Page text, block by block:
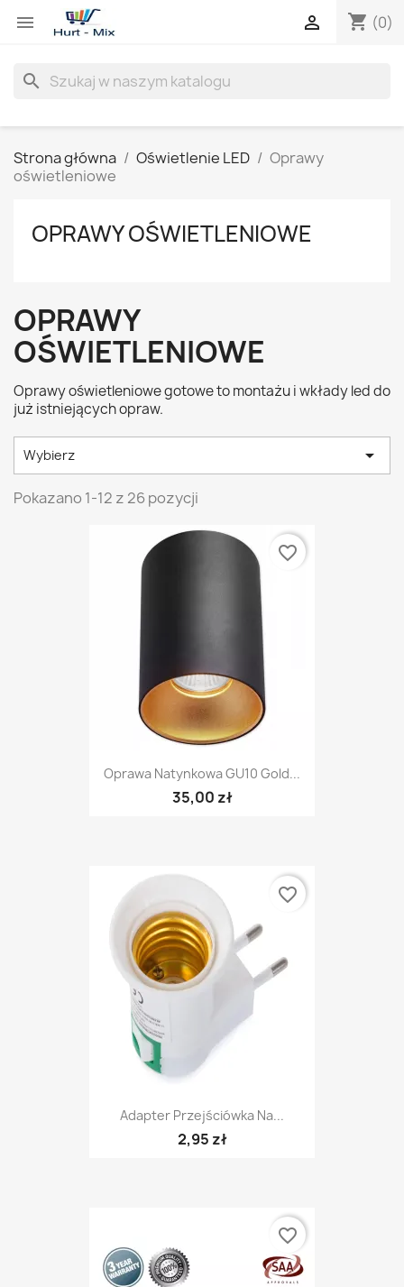
 shopping_cart (0)

search
Strona główna Oświetlenie LED
Oprawy
oświetleniowe
OPRAWY OŚWIETLENIOWE
OPRAWY
OŚWIETLENIOWE
Oprawy oświetleniowe gotowe to montażu i wkłady led do
już istniejących opraw.
Wybierz 
Pokazano 1-12 z 26 pozycji
Oprawa Natynkowa GU10 Gold...
35,00 zł
favorite_border
Adapter Przejściówka Na...
2,95 zł
favorite_border
favorite_border